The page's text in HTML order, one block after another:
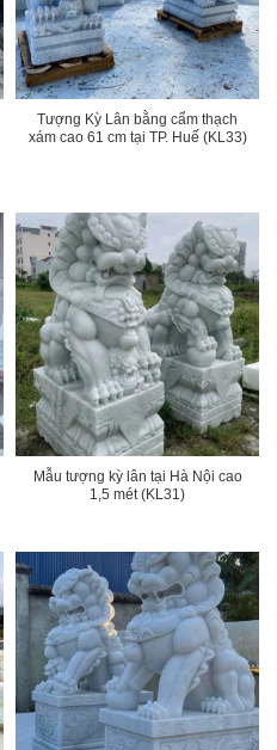
Tượng Kỳ Lân bằng cẩm thạch
xám cao 61 cm tại TP. Huế (KL33)
Mẫu tượng kỳ lân tại Hà Nội cao
1,5 mét (KL31)